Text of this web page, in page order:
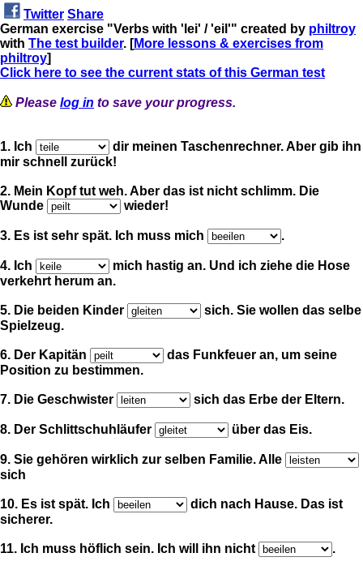
Twitter Share
German exercise "Verbs with 'lei' / 'eil'" created by philtroy
with The test builder. [More lessons & exercises from
philtroy]
Click here to see the current stats of this German test
Please log in to save your progress.
1. Ich
dir meinen Taschenrechner. Aber gib ihn
mir schnell zurück!
2. Mein Kopf tut weh. Aber das ist nicht schlimm. Die
Wunde
wieder!
3. Es ist sehr spät. Ich muss mich .
4. Ich
mich hastig an. Und ich ziehe die Hose
verkehrt herum an.
5. Die beiden Kinder
sich. Sie wollen das selbe
Spielzeug.
6. Der Kapitän
das Funkfeuer an, um seine
Position zu bestimmen.
7. Die Geschwister sich das Erbe der Eltern.
8. Der Schlittschuhläufer über das Eis.
9. Sie gehören wirklich zur selben Familie. Alle
sich
10. Es ist spät. Ich
dich nach Hause. Das ist
sicherer.
11. Ich muss höflich sein. Ich will ihn nicht .